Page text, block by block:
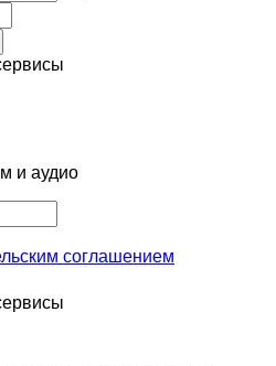
и аудио
соглашением